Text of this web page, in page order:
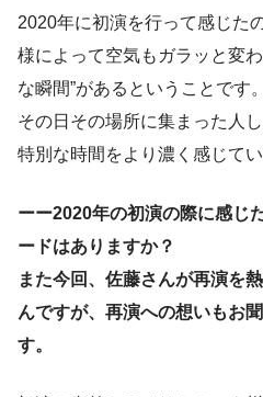
2020年に初演を行って感じた
様によって空気もガラッと変
な瞬間”があるということです
その日その場所に集まった人
特別な時間をより濃く感じて
ーー2020年の初演の際に感じ
ードはありますか？
また今回、佐藤さんが再演を
んですが、再演への想いもお
す。